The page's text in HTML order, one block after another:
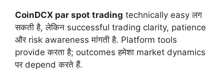
CoinDCX par spot trading technically easy लग
सकती है, लेकिन successful trading clarity, patience
और risk awareness मांगती है. Platform tools
provide करता है; outcomes हमेशा market dynamics
पर depend करते हैं.